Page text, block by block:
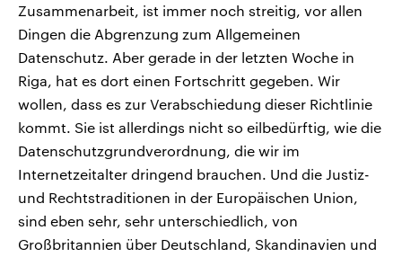
Zusammenarbeit, ist immer noch streitig, vor allen
Dingen die Abgrenzung zum Allgemeinen
Datenschutz. Aber gerade in der letzten Woche in
Riga, hat es dort einen Fortschritt gegeben. Wir
wollen, dass es zur Verabschiedung dieser Richtlinie
kommt. Sie ist allerdings nicht so eilbedürftig, wie die
Datenschutzgrundverordnung, die wir im
Internetzeitalter dringend brauchen. Und die Justiz-
und Rechtstraditionen in der Europäischen Union,
sind eben sehr, sehr unterschiedlich, von
Großbritannien über Deutschland, Skandinavien und